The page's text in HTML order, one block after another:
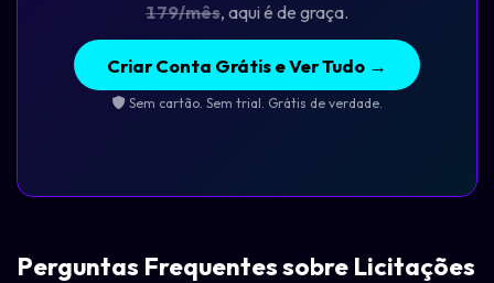
179/mês, aqui é de graça.
Criar Conta Grátis e Ver Tudo →
Sem cartão. Sem trial. Grátis de verdade.
Perguntas Frequentes sobre Licitações